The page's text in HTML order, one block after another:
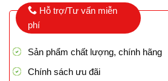
Hỗ trợ/Tư vấn miễn
phí
Sản phẩm chất lượng, chính hãng
Chính sách ưu đãi